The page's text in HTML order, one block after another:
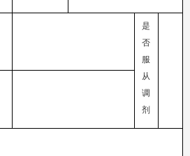
是
否
服
从
调
剂